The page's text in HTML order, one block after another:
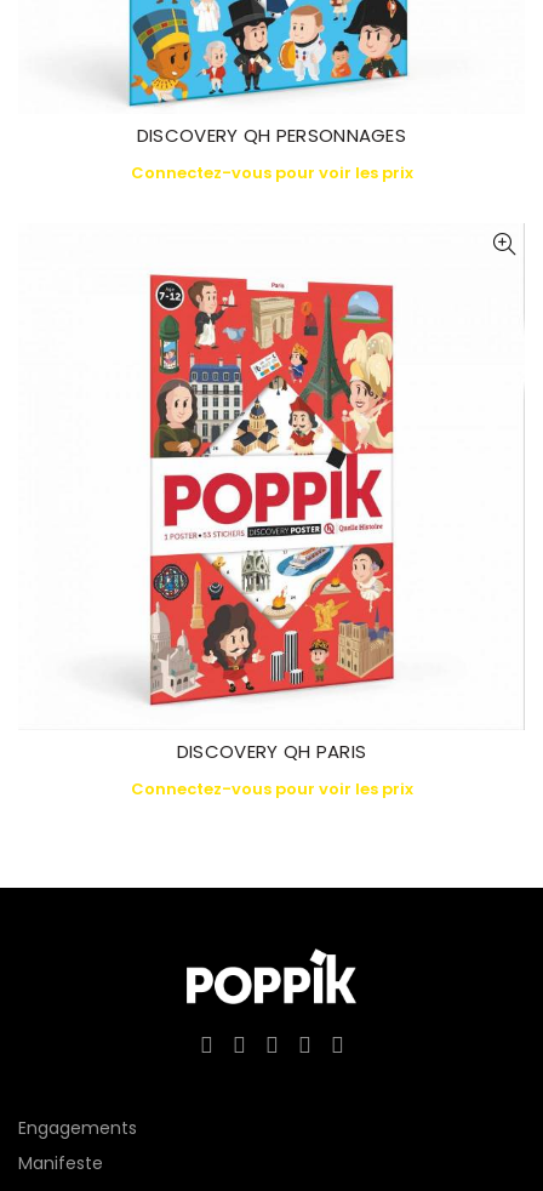
DISCOVERY QH PERSONNAGES
Connectez-vous pour voir les prix
DISCOVERY QH PARIS
Connectez-vous pour voir les prix
Engagements
Manifeste